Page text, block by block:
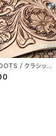
/ クラシック】i
彫り 手縫
ー シェリダンス